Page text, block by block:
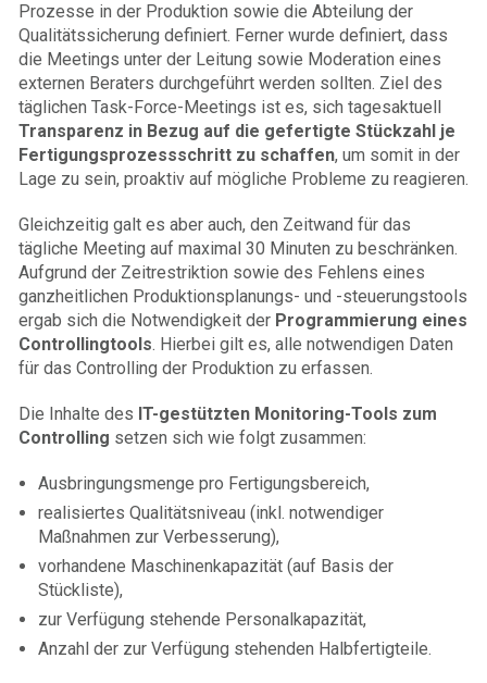
Prozesse in der Produktion sowie die Abteilung der
Qualitätssicherung definiert. Ferner wurde definiert, dass
die Meetings unter der Leitung sowie Moderation eines
externen Beraters durchgeführt werden sollten. Ziel des
täglichen Task-Force-Meetings ist es, sich tagesaktuell
Transparenz in Bezug auf die gefertigte Stückzahl je
Fertigungsprozessschritt zu schaffen, um somit in der
Lage zu sein, proaktiv auf mögliche Probleme zu reagieren.
Gleichzeitig galt es aber auch, den Zeitwand für das
tägliche Meeting auf maximal 30 Minuten zu beschränken.
Aufgrund der Zeitrestriktion sowie des Fehlens eines
ganzheitlichen Produktionsplanungs- und -steuerungstools
ergab sich die Notwendigkeit der Programmierung eines
Controllingtools. Hierbei gilt es, alle notwendigen Daten
für das Controlling der Produktion zu erfassen.
Die Inhalte des IT-gestützten Monitoring-Tools zum
Controlling setzen sich wie folgt zusammen:
Ausbringungsmenge pro Fertigungsbereich,
realisiertes Qualitätsniveau (inkl. notwendiger
Maßnahmen zur Verbesserung),
vorhandene Maschinenkapazität (auf Basis der
Stückliste),
zur Verfügung stehende Personalkapazität,
Anzahl der zur Verfügung stehenden Halbfertigteile.